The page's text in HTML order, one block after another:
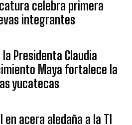
celebra primera
integrantes
Presidenta Claudia
Maya fortalece la
yucatecas
acera aledaña a la T1